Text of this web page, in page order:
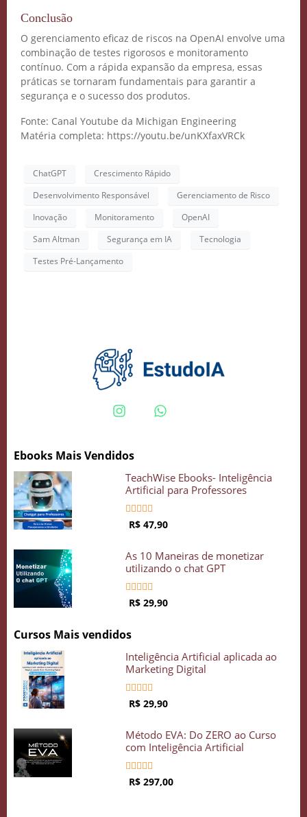
Conclusão
O gerenciamento eficaz de riscos na OpenAI envolve uma
combinação de testes rigorosos e monitoramento
contínuo. Com a rápida expansão da empresa, essas
práticas se tornaram fundamentais para garantir a
segurança e o sucesso dos produtos.
Fonte: Canal Youtube da Michigan Engineering
Matéria completa: https://youtu.be/unKXfaxVRCk
ChatGPT
Crescimento Rápido
Desenvolvimento Responsável
Gerenciamento de Risco
Inovação
Monitoramento
OpenAI
Sam Altman
Segurança em IA
Tecnologia
Testes Pré-Lançamento
Ebooks Mais Vendidos
TeachWise Ebooks- Inteligência
Artificial para Professores
    
R$ 47,90
As 10 Maneiras de monetizar
utilizando o chat GPT
    
R$ 29,90
Cursos Mais vendidos
Inteligência Artificial aplicada ao
Marketing Digital
    
R$ 29,90
Método EVA: Do ZERO ao Curso
com Inteligência Artificial
    
R$ 297,00